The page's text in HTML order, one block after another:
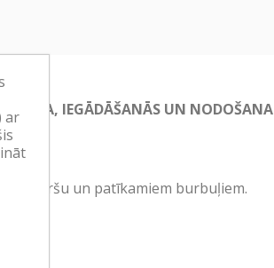
IEGĀDĀŠANĀS UN NODOŠANA
un patīkamiem burbuļiem.
ar